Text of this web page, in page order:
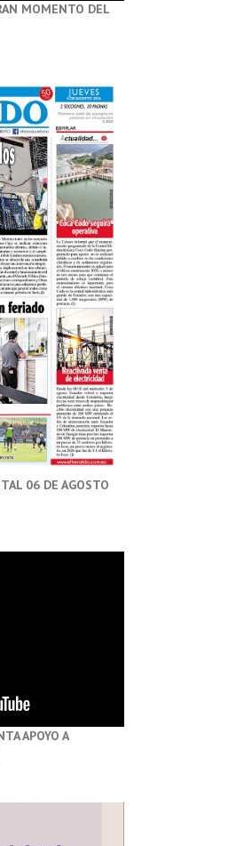
MOMENTO DEL
06 DE AGOSTO
APOYO A